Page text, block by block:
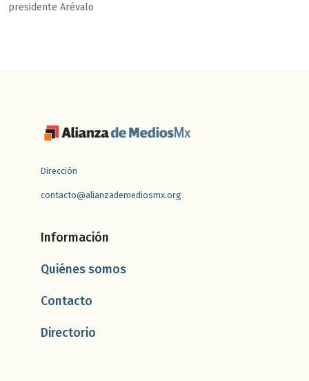
presidente Arévalo
Dirección
contacto@alianzademediosmx.org
Información
Quiénes somos
Contacto
Directorio